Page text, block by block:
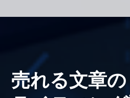
売れる文章の